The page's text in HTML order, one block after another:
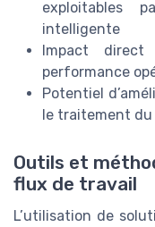
exploitables
intelligente
Impact
performance
Potentiel
le traitement
Outils et
flux de travail
L’utilisation de